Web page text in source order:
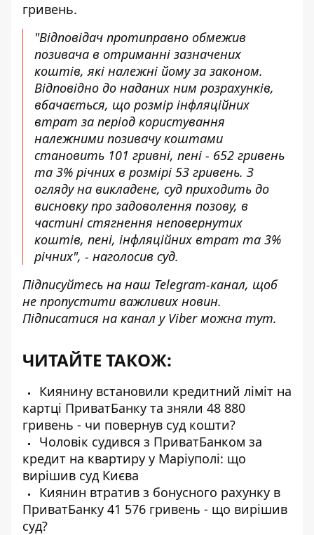
гривень.
"Відповідач протиправно обмежив
позивача в отриманні зазначених
коштів, які належні йому за законом.
Відповідно до наданих ним розрахунків,
вбачається, що розмір інфляційних
втрат за період користування
належними позивачу коштами
становить 101 гривні, пені - 652 гривень
та 3% річних в розмірі 53 гривень. З
огляду на викладене, суд приходить до
висновку про задоволення позову, в
частині стягнення неповернутих
коштів, пені, інфляційних втрат та 3%
річних", - наголосив суд.
Підписуйтесь на наш Telegram-канал, щоб
не пропустити важливих новин.
Підписатися на канал у Viber можна тут.
ЧИТАЙТЕ ТАКОЖ:
Киянину встановили кредитний ліміт на
картці ПриватБанку та зняли 48 880
гривень - чи повернув суд кошти?
Чоловік судився з ПриватБанком за
кредит на квартиру у Маріуполі: що
вирішив суд Києва
Киянин втратив з бонусного рахунку в
ПриватБанку 41 576 гривень - що вирішив
суд?